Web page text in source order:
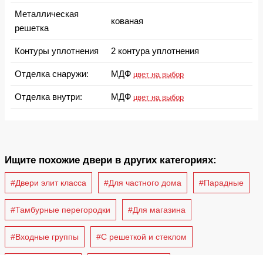
Металлическая
решетка
кованая
Контуры уплотнения 2 контура уплотнения
Отделка снаружи: МДФ цвет на выбор
Отделка внутри: МДФ цвет на выбор
Ищите похожие двери в других категориях:
#Двери элит класса #Для частного дома #Парадные
#Тамбурные перегородки #Для магазина
#Входные группы #С решеткой и стеклом